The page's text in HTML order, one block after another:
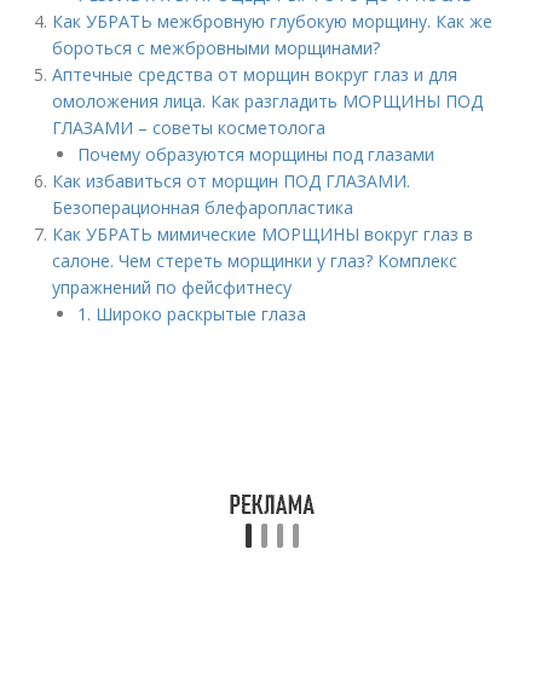
Как УБРАТЬ межбровную глубокую морщину. Как же
бороться с межбровными морщинами?
Аптечные средства от морщин вокруг глаз и для
омоложения лица. Как разгладить МОРЩИНЫ ПОД
ГЛАЗАМИ – советы косметолога
Почему образуются морщины под глазами
Как избавиться от морщин ПОД ГЛАЗАМИ.
Безоперационная блефаропластика
Как УБРАТЬ мимические МОРЩИНЫ вокруг глаз в
салоне. Чем стереть морщинки у глаз? Комплекс
упражнений по фейсфитнесу
1. Широко раскрытые глаза